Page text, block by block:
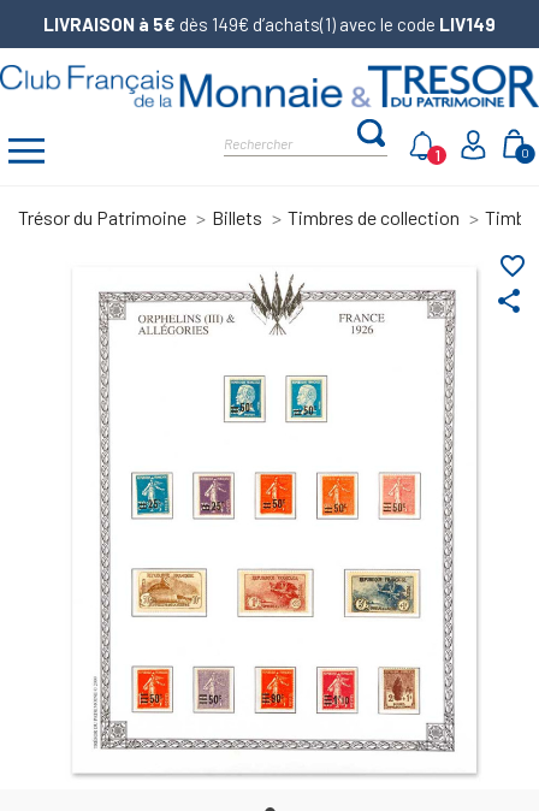
LIVRAISON à 5€ dès 149€ d’achats(1) avec le code LIV149
0
1
Trésor du Patrimoine Billets Timbres de collection
share
favorite_border